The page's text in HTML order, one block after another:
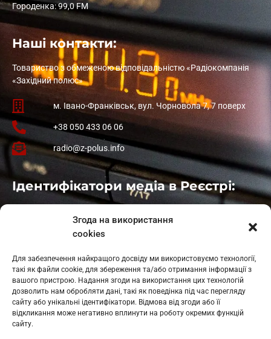
Згода на використання
cookies
Для забезпечення найкращого досвіду ми використовуємо технології,
такі як файли cookie, для збереження та/або отримання інформації з
вашого пристрою. Надання згоди на використання цих технологій
дозволить нам обробляти дані, такі як поведінка під час перегляду
сайту або унікальні ідентифікатори. Відмова від згоди або її
відкликання може негативно вплинути на роботу окремих функцій
сайту.
Городенка: 99,0 FM
Наші контакти:
Товариство з обмеженою відповідальністю «Радіокомпанія
«Західний полюс»
м. Івано-Франківськ, вул. Чорновола 7, 7 поверх
+38 050 433 06 06
radio@z-polus.info
Ідентифікатори медіа в Реєстрі:
: L11-01410
: L11-01801
Косів: L11-01805
Гарасимів: L11-02274